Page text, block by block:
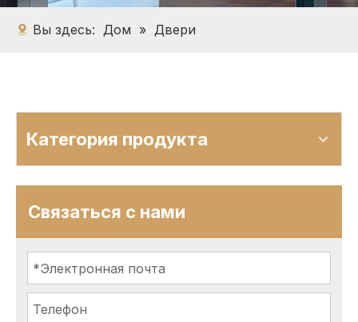
Вы здесь: Дом » Двери
Категория продукта
Связаться с нами